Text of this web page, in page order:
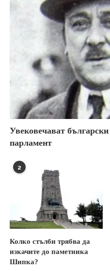
Увековечават
парламент
2
Колко стълби трябва да
изкачите до паметника
Шипка?